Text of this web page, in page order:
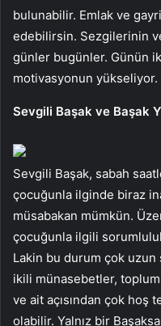
bulunabilir. Emlak ve
edebilirsin. Sezgilerinin
günler bugünler. Günün
motivasyonun yükseliyor.
Sevgili Başak ve Başak
Sevgili Başak, sabah
çocuğunla ilginde biraz
müsabakan mümkün.
çocuğunla ilgili
Lakin bu durum çok uzun
ikili münasebetler,
ve ait açısından çok hoş
olabilir. Yalnız bir